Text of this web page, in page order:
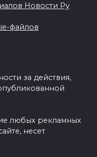
Новости Ру
файлов
за действия,
любых рекламных
несет